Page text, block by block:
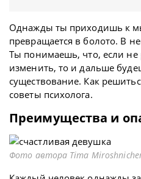
Однажды ты приходишь к
превращается в болото. В
Ты понимаешь, что, если
изменить, то и дальше
существование. Как
советы психолога.
Преимущества и
Фото автора Tima